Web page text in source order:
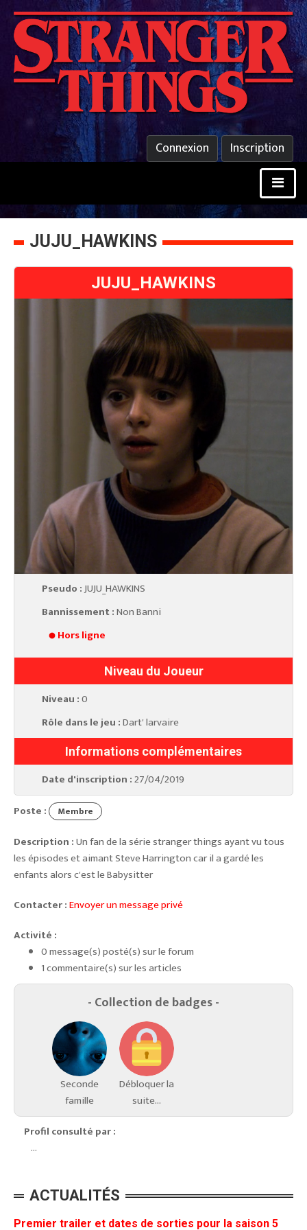
Inscription
Connexion
JUJU_HAWKINS
JUJU_HAWKINS
Pseudo :JUJU_HAWKINS
Bannissement :Non Banni
Hors ligne
Niveau du Joueur
Niveau :0
Rôle dans le jeu :Dart' larvaire
Informations complémentaires
Date d'inscription :27/04/2019
Poste :
Membre
Description :Un fan de la série stranger things ayant vu tous
les épisodes et aimant Steve Harrington car il a gardé les
enfants alors c'est le Babysitter
Contacter :Envoyer un message privé
Activité :
0 message(s) posté(s) sur le forum
1 commentaire(s) sur les articles
- Collection de badges -
Seconde
famille
Débloquer la
suite...
Profil consulté par :
...
ACTUALITÉS
Premier trailer et dates de sorties pour la saison 5